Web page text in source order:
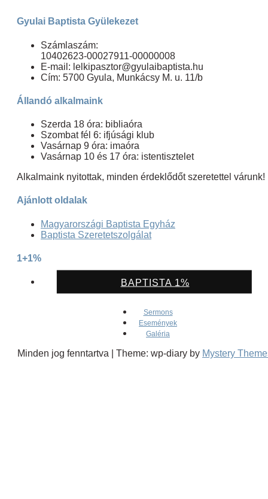
Gyulai Baptista Gyülekezet
Számlaszám:
10402623-00027911-00000008
E-mail: lelkipasztor@gyulaibaptista.hu
Cím: 5700 Gyula, Munkácsy M. u. 11/b
Állandó alkalmaink
Szerda 18 óra: bibliaóra
Szombat fél 6: ifjúsági klub
Vasárnap 9 óra: imaóra
Vasárnap 10 és 17 óra: istentisztelet
Alkalmaink nyitottak, minden érdeklődőt szeretettel várunk!
Ajánlott oldalak
Magyarországi Baptista Egyház
Baptista Szeretetszolgálat
1+1%
BAPTISTA 1%
Sermons
Események
Galéria
Minden jog fenntartva Theme: wp-diary by Mystery